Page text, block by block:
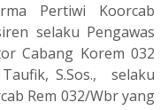
Pertiwi Koorcab
selaku Pengawas
Cabang Korem 032
S.Sos., selaku
Rem 032/Wbr yang